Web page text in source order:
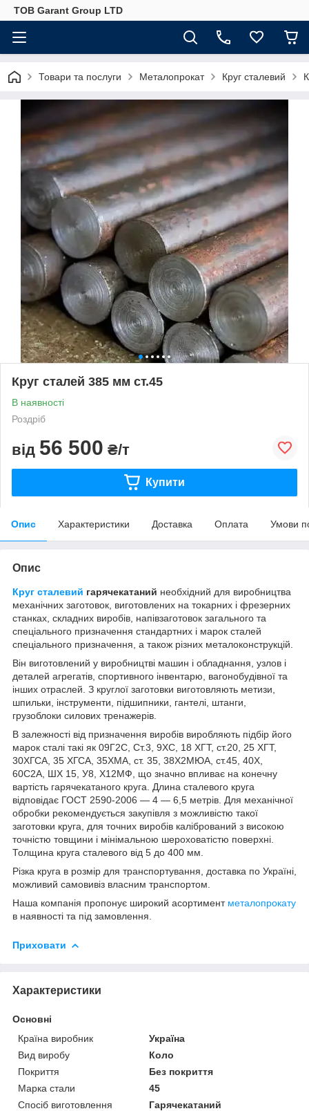
ТОВ Garant Group LTD
Товари та послуги Металопрокат Круг сталевий
Круг сталей 385 мм ст.45
В наявності
Роздріб
від 56 500 ₴/т
Купити
Опис Характеристики Доставка Оплата Умови
Опис
Круг сталевий гарячекатаний необхідний для виробництва
механічних заготовок, виготовлених на токарних і фрезерних
станках, складних виробів, напівзаготовок загального та
спеціального призначення стандартних і марок сталей
спеціального призначення, а також різних металоконструкцій.
Він виготовлений у виробництві машин і обладнання, узлов і
деталей агрегатів, спортивного інвентарю, вагонобудівної та
інших отраслей. З круглої заготовки виготовляють метизи,
шпильки, інструменти, підшипники, гантелі, штанги,
грузоблоки силових тренажерів.
В залежності від призначення виробів виробляють підбір його
марок сталі такі як 09Г2С, Ст.3, 9ХС, 18 ХГТ, ст.20, 25 ХГТ,
30ХГСА, 35 ХГСА, 35ХМА, ст. 35, 38Х2МЮА, ст.45, 40Х,
60С2А, ШХ 15, У8, Х12МФ, що значно впливає на конечну
вартість гарячекатаного круга. Длина сталевого круга
відповідає ГОСТ 2590-2006 — 4 — 6,5 метрів. Для механічної
обробки рекомендується закупівля з можливістю такої
заготовки круга, для точних виробів калібрований з високою
точністю товщини і мінімальною шероховатістю поверхні.
Толщина круга сталевого від 5 до 400 мм.
Різка круга в розмір для транспортування, доставка по Україні,
можливий самовивіз власним транспортом.
Наша компанія пропонує широкий асортимент металопрокату
в наявності та під замовлення.
Приховати
Характеристики
Основні
Країна виробник
Україна
Вид виробу
Коло
Покриття
Без покриття
Марка стали
45
Спосіб виготовлення
Гарячекатаний